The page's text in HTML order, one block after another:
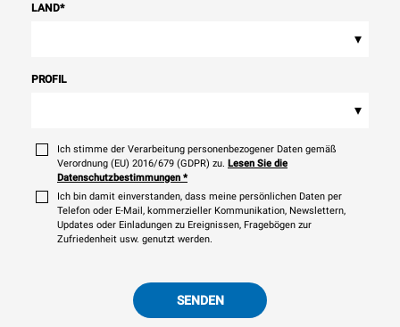
LAND*
▾
PROFIL
▾
Ich stimme der Verarbeitung personenbezogener Daten gemäß
Verordnung (EU) 2016/679 (GDPR) zu. Lesen Sie die
Datenschutzbestimmungen *
Ich bin damit einverstanden, dass meine persönlichen Daten per
Telefon oder E-Mail, kommerzieller Kommunikation, Newslettern,
Updates oder Einladungen zu Ereignissen, Fragebögen zur
Zufriedenheit usw. genutzt werden.
SENDEN